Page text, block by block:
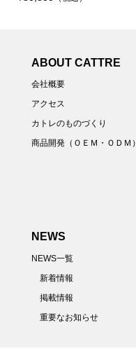
ABOUT CATTRE
会社概要
アクセス
カトレのものづくり
商品開発（ＯＥＭ・ＯＤＭ）
NEWS
NEWS一覧
新着情報
掲載情報
重要なお知らせ